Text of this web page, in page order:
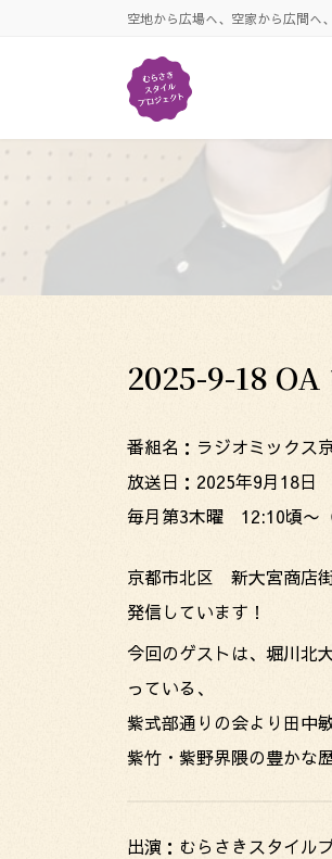
へ
ス
キ
ッ
プ
ョ
ン
に
移
動
空地から広場へ、空家から広間へ
2025-9-18
番組名：ラジオミックス
放送日：2025年9月18日
毎月第3木曜 12:10頃〜
京都市北区 新大宮商店
発信しています！
今回のゲストは、堀川北
っている、
紫式部通りの会より田中
紫竹・紫野界隈の豊かな
出演：むらさきスタイル